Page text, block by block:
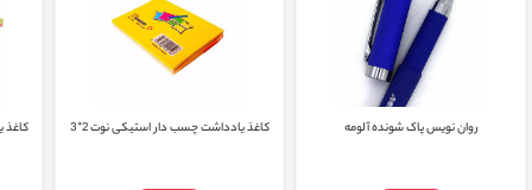
روان نویس پاک شونده آلومه کاغذ یادداشت چسب دار استیکی نوت 2*3 کاغذ